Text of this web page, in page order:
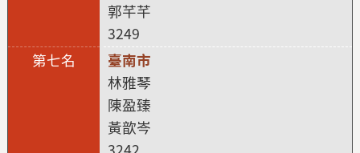
郭芊芊
3249
臺南市
林雅琴
陳盈臻
黃歆岑